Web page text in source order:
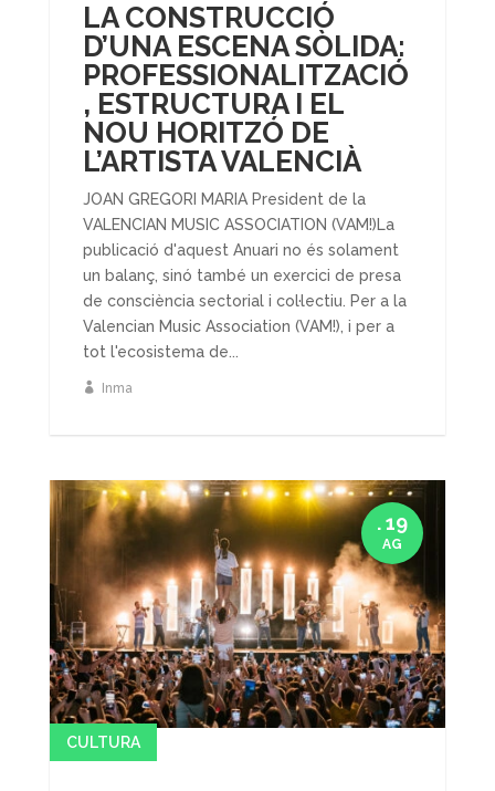
LA CONSTRUCCIÓ
D’UNA ESCENA SÒLIDA:
PROFESSIONALITZACIÓ
, ESTRUCTURA I EL
NOU HORITZÓ DE
L’ARTISTA VALENCIÀ
JOAN GREGORI MARIA President de la
VALENCIAN MUSIC ASSOCIATION (VAM!)La
publicació d'aquest Anuari no és solament
un balanç, sinó també un exercici de presa
de consciència sectorial i col·lectiu. Per a la
Valencian Music Association (VAM!), i per a
tot l'ecosistema de...
Inma
CULTURA
. 19
AG